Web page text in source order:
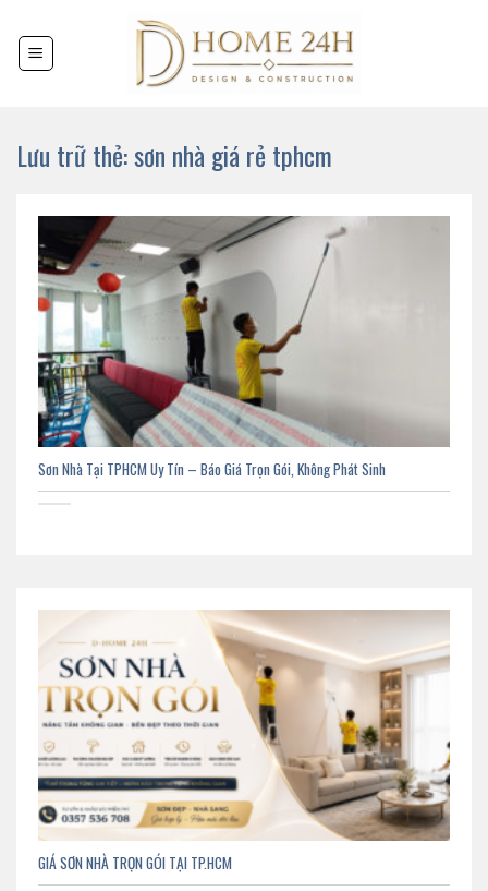
đến
nội
Lưu trữ thẻ:sơn nhà giá rẻ tphcm
Sơn Nhà Tại TPHCM Uy Tín – Báo Giá Trọn Gói, Không Phát Sinh
GIÁ SƠN NHÀ TRỌN GÓI TẠI TP.HCM